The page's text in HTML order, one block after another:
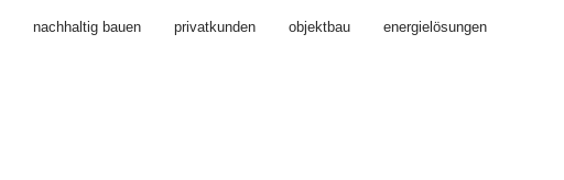
nachhaltig bauen privatkunden objektbau
energielösungen